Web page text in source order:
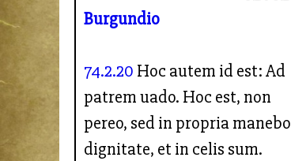
Burgundio
74.2.20 Hoc autem id est: Ad
patrem uado. Hoc est, non
pereo, sed in propria manebo
dignitate, et in celis sum.